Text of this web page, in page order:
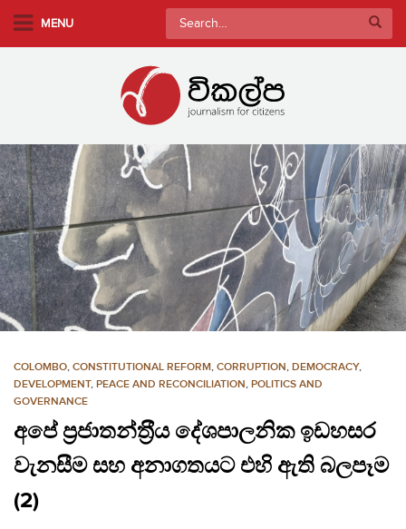
m
a
i
n
c
o
n
t
e
MENU
Search
for:
COLOMBO, CONSTITUTIONAL REFORM, CORRUPTION, DEMOCRACY,
DEVELOPMENT, PEACE AND RECONCILIATION, POLITICS AND
GOVERNANCE
අපේ ප‍්‍රජාතන්ත‍්‍රීය දේශපාලනික ඉඩහසර
වැනසීම සහ අනාගතයට එහි ඇති බලපෑම
(2)